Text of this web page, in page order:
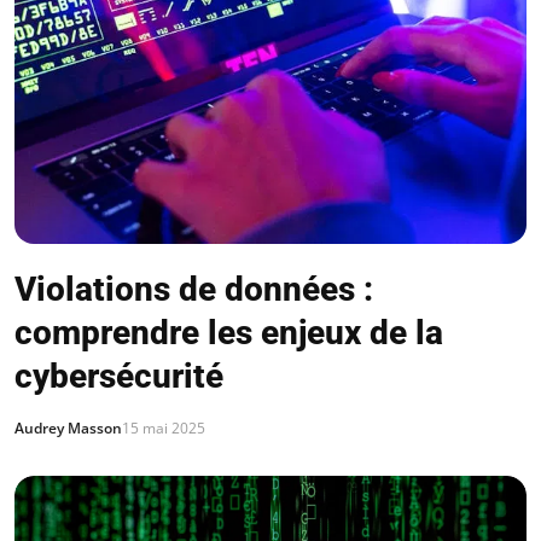
Violations de données :
comprendre les enjeux de la
cybersécurité
Audrey Masson15 mai 2025